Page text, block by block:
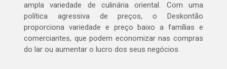
ampla variedade de culinária oriental. Com uma
política agressiva de preços, o Deskontão
proporciona variedade e preço baixo a famílias e
comerciantes, que podem economizar nas compras
do lar ou aumentar o lucro dos seus negócios.